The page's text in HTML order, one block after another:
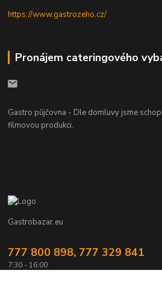
https://www.gastrozeho.cz/
Pronájem cateringového
Gastro půjčovna - Dle domluvy jsme
filmovou produkci.
Gastrobazar.eu
777 800 898, 777 329 841
7:30 - 16:00